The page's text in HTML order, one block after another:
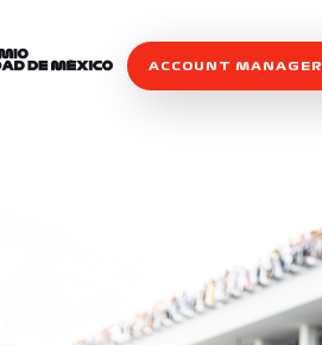
ACCOUNT MANAGER